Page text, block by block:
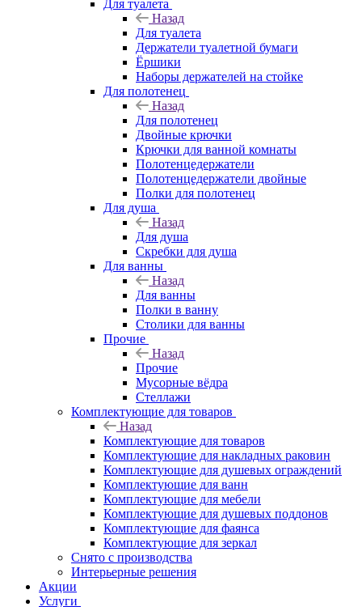
Для туалета
Назад
Для туалета
Держатели туалетной бумаги
Ёршики
Наборы держателей на стойке
Для полотенец
Назад
Для полотенец
Двойные крючки
Крючки для ванной комнаты
Полотенцедержатели
Полотенцедержатели двойные
Полки для полотенец
Для душа
Назад
Для душа
Скребки для душа
Для ванны
Назад
Для ванны
Полки в ванну
Столики для ванны
Прочие
Назад
Прочие
Мусорные вёдра
Стеллажи
Комплектующие для товаров
Назад
Комплектующие для товаров
Комплектующие для накладных раковин
Комплектующие для душевых ограждений
Комплектующие для ванн
Комплектующие для мебели
Комплектующие для душевых поддонов
Комплектующие для фаянса
Комплектующие для зеркал
Снято с производства
Интерьерные решения
Акции
Услуги